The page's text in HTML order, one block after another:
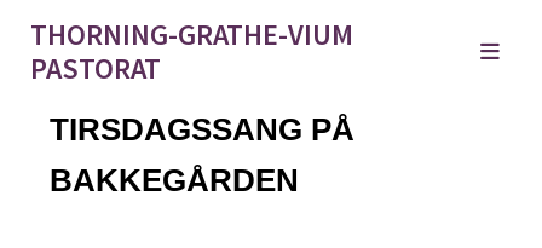
THORNING-GRATHE-VIUM
PASTORAT
TIRSDAGSSANG PÅ
BAKKEGÅRDEN